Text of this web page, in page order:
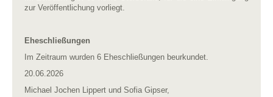
zur Veröffentlichung vorliegt.
Eheschließungen
Im Zeitraum wurden 6 Eheschließungen beurkundet.
20.06.2026
Michael Jochen Lippert und Sofia Gipser,